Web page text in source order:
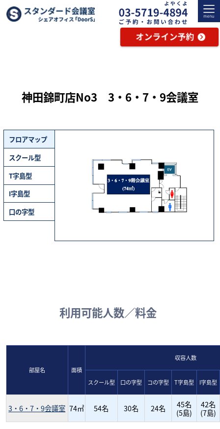
神田錦町店No3 3・6・7・9会議室
フロアマップ
スクール型
T字島型
I字島型
口の字型
利用可能人数／料金
部屋名 面積
収容人数
スクール型 口の字型 コの字型 T字島型 I字島型
3・6・7・9会議室 74㎡ 54名 30名 24名
45名
(5島)
42名
(7島)